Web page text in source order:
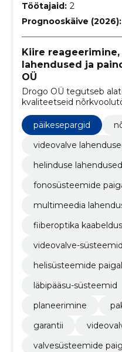
Töötajaid: 2
Prognooskäive (2026):
Kiire reageerimine,
lahendused ja
OÜ
Drogo OÜ tegutseb
kvaliteetseid
helisüsteemide ja
multimeedia
usaldusväärse lahenduse.
päikesepargid
videovalve
helinduse lahendused
fonosüsteemide
multimeedia
fiiberoptika kaabeldus
videovalve-süsteemid
helisüsteemide
läbipääsu-süsteemid
planeerimine
garantii
valvesüsteemide